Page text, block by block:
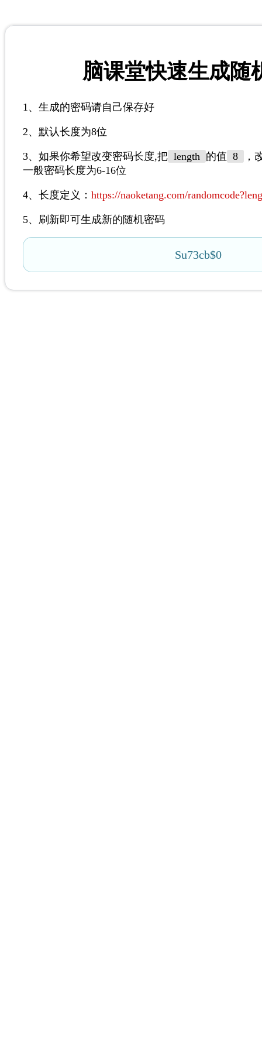
脑课堂快速生成随
1、生成的密码请自己保存好
2、默认长度为8位
3、如果你希望改变密码长度,把 length 的值 8
，
一般密码长度为6-16位
4、长度定义： https://naoketang.com/
5、刷新即可生成新的随机密码
Su73cb$0